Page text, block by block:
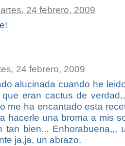
24 febrero, 2009
24 febrero, 2009
alucinada cuando he
eran cactus de
me ha encantado esta
hacerle una broma a mis
tan bien... Enhorabuena,,,
ja,ja, un abrazo.